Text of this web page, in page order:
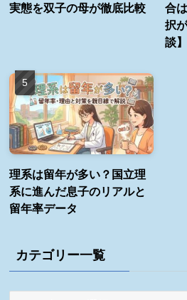
実態を双子の母が徹底比較
合
択
談】
理系は留年が多い？国立理
系に進んだ息子のリアルと
留年率データ
カテゴリー一覧